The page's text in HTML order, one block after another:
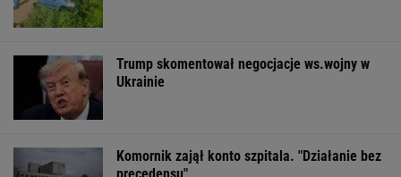
Trump skomentował negocjacje ws.wojny w
Ukrainie
Komornik zajął konto szpitala. "Działanie bez